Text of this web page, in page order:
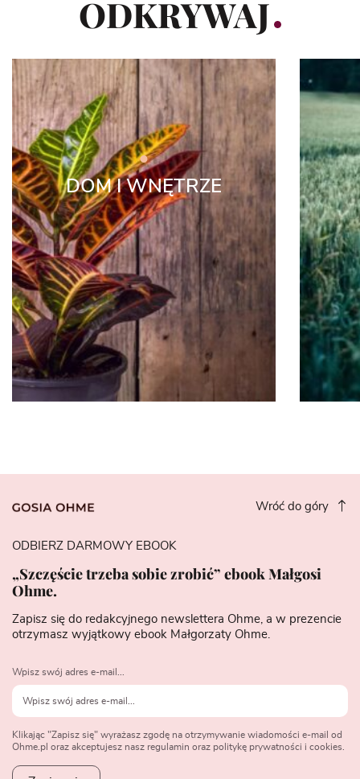
ODKRYWAJ
DOM I WNĘTRZE
Wróć do góry
ODBIERZ DARMOWY EBOOK
„Szczęście trzeba sobie zrobić” ebook Małgosi
Ohme.
Zapisz się do redakcyjnego newslettera Ohme, a w prezencie
otrzymasz wyjątkowy ebook Małgorzaty Ohme.
Wpisz swój adres e-mail...
Klikając "Zapisz się" wyrażasz zgodę na otrzymywanie wiadomości e-mail od
Ohme.pl oraz akceptujesz nasz regulamin oraz politykę prywatności i cookies.